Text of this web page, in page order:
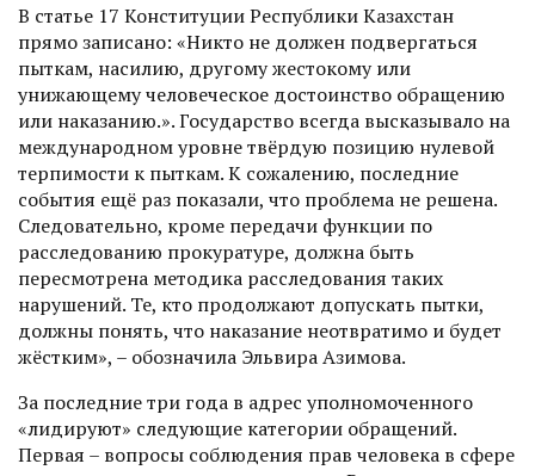
В статье 17 Конституции Республики Казахстан
прямо записано: «Никто не должен подвергаться
пыткам, насилию, другому жестокому или
унижающему человеческое достоинство обращению
или наказанию.». Государство всегда высказывало на
международном уровне твёрдую позицию нулевой
терпимости к пыткам. К сожалению, последние
события ещё раз показали, что проблема не решена.
Следовательно, кроме передачи функции по
расследованию прокуратуре, должна быть
пересмотрена методика расследования таких
нарушений. Те, кто продолжают допускать пытки,
должны понять, что наказание неотвратимо и будет
жёстким», – обозначила Эльвира Азимова.
За последние три года в адрес уполномоченного
«лидируют» следующие категории обращений.
Первая – вопросы соблюдения прав человека в сфере